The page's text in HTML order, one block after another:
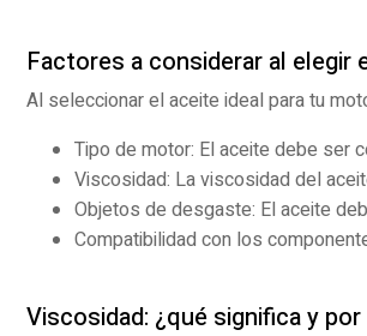
Factores a considerar al elegir
Al seleccionar el aceite ideal para tu
Tipo de motor: El aceite debe ser
Viscosidad: La viscosidad del
Objetos de desgaste: El aceite
Compatibilidad con los
Viscosidad: ¿qué significa y